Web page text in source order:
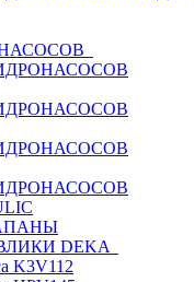
DEKA
K3V112